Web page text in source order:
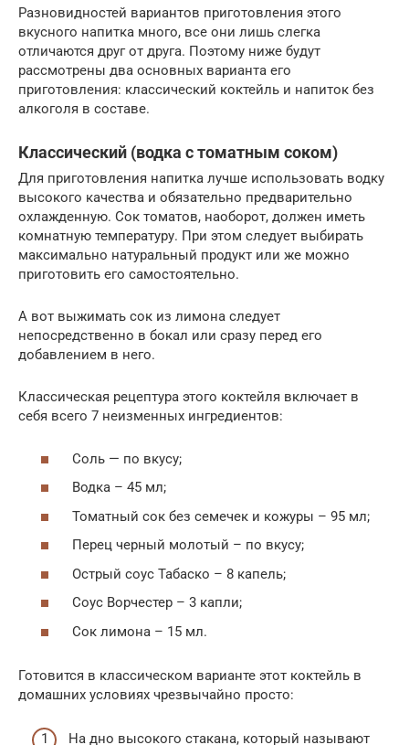
Разновидностей вариантов приготовления этого
вкусного напитка много, все они лишь слегка
отличаются друг от друга. Поэтому ниже будут
рассмотрены два основных варианта его
приготовления: классический коктейль и напиток без
алкоголя в составе.
Классический (водка с томатным соком)
Для приготовления напитка лучше использовать водку
высокого качества и обязательно предварительно
охлажденную. Сок томатов, наоборот, должен иметь
комнатную температуру. При этом следует выбирать
максимально натуральный продукт или же можно
приготовить его самостоятельно.
А вот выжимать сок из лимона следует
непосредственно в бокал или сразу перед его
добавлением в него.
Классическая рецептура этого коктейля включает в
себя всего 7 неизменных ингредиентов:
Соль — по вкусу;
Водка – 45 мл;
Томатный сок без семечек и кожуры – 95 мл;
Перец черный молотый – по вкусу;
Острый соус Табаско – 8 капель;
Соус Ворчестер – 3 капли;
Сок лимона – 15 мл.
Готовится в классическом варианте этот коктейль в
домашних условиях чрезвычайно просто:
На дно высокого стакана, который называют